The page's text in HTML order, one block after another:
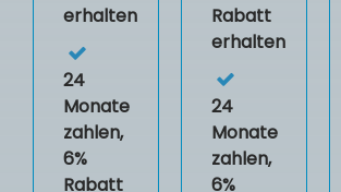
erhalten
24
Monate
zahlen,
6%
Rabatt
Rabatt
erhalten
24
Monate
zahlen,
6%